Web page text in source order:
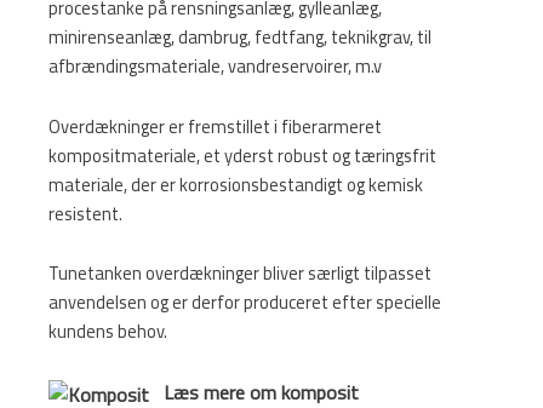
procestanke på rensningsanlæg, gylleanlæg,
minirenseanlæg, dambrug, fedtfang, teknikgrav, til
afbrændingsmateriale, vandreservoirer, m.v
Overdækninger er fremstillet i fiberarmeret
kompositmateriale, et yderst robust og tæringsfrit
materiale, der er korrosionsbestandigt og kemisk
resistent.
Tunetanken overdækninger bliver særligt tilpasset
anvendelsen og er derfor produceret efter specielle
kundens behov.
Læs mere om komposit